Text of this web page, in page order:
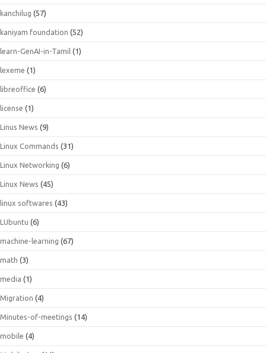
kanchilug (57)
kaniyam foundation (52)
learn-GenAI-in-Tamil (1)
lexeme (1)
libreoffice (6)
license (1)
Linus News (9)
Linux Commands (31)
Linux Networking (6)
Linux News (45)
linux softwares (43)
LUbuntu (6)
machine-learning (67)
math (3)
media (1)
Migration (4)
Minutes-of-meetings (14)
mobile (4)